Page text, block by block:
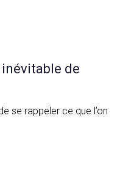
de
se rappeler ce que l’on